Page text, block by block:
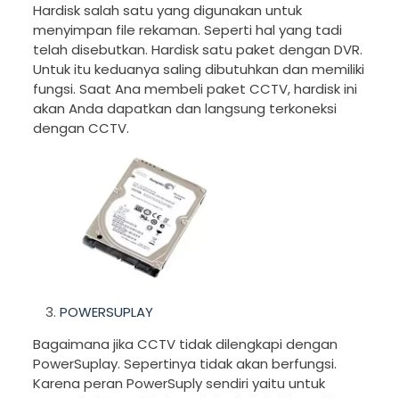
Hardisk salah satu yang digunakan untuk
menyimpan file rekaman. Seperti hal yang tadi
telah disebutkan. Hardisk satu paket dengan DVR.
Untuk itu keduanya saling dibutuhkan dan memiliki
fungsi. Saat Ana membeli paket CCTV, hardisk ini
akan Anda dapatkan dan langsung terkoneksi
dengan CCTV.
POWERSUPLAY
Bagaimana jika CCTV tidak dilengkapi dengan
PowerSuplay. Sepertinya tidak akan berfungsi.
Karena peran PowerSuply sendiri yaitu untuk